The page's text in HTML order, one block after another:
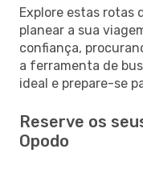
Explore estas rotas
planear a sua
confiança,
a ferramenta de
ideal e prepare-se
Reserve os
Opodo